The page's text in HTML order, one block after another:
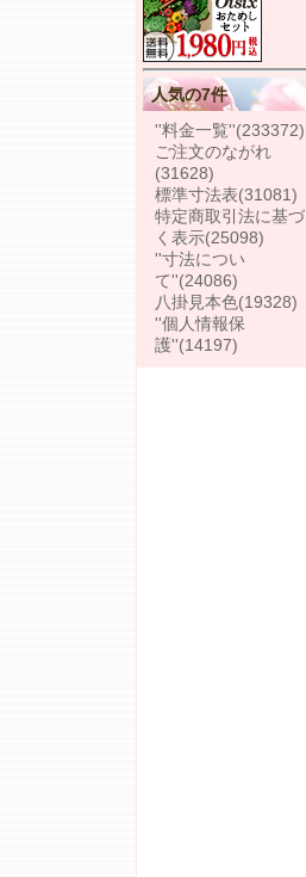
人気の7件
''料金一覧''(233372)
ご注文のながれ
(31628)
標準寸法表(31081)
特定商取引法に基づ
く表示(25098)
''寸法につい
て''(24086)
八掛見本色(19328)
''個人情報保
護''(14197)